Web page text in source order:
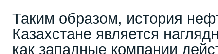
Таким образом, история
Казахстане является
как западные компании